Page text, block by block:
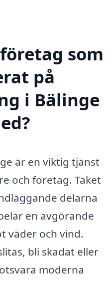
som
på
i Bälinge
är en viktig tjänst
och företag. Taket
delarna
en avgörande
väder och vind.
bli skadat eller
moderna